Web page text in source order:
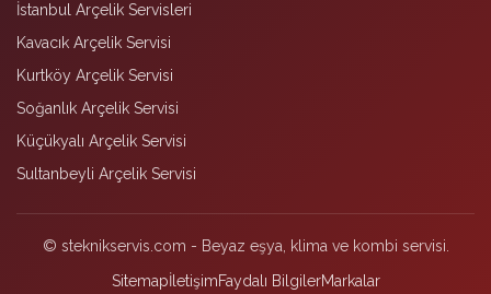
İstanbul Arçelik Servisleri
Kavacık Arçelik Servisi
Kurtköy Arçelik Servisi
Soğanlık Arçelik Servisi
Küçükyalı Arçelik Servisi
Sultanbeyli Arçelik Servisi
© steknikservis.com - Beyaz eşya, klima ve kombi servisi.
SitemapİletişimFaydalı BilgilerMarkalar